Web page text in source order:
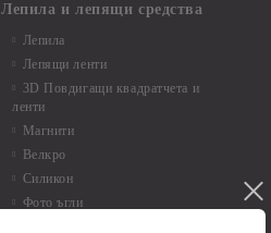
Лепила и лепящи средства
Лепила
Лепящи ленти
3D Повдигащи квадратчета и
ленти
Магнити
Велкро
Силикон
Фото ъгли